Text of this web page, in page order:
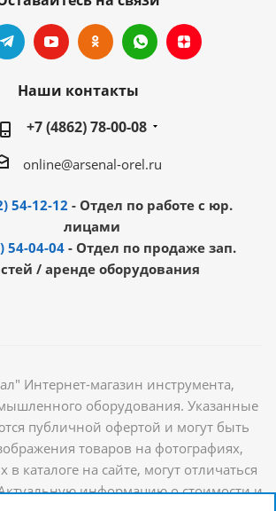
Наши контакты
+7 (4862) 78-00-08
online@arsenal-orel.ru
54-12-12 - Отдел по работе с юр.
лицами
54-04-04 - Отдел по продаже зап.
/ аренде оборудования
Интернет-магазин инструмента,
оборудования. Указанные
публичной офертой и могут быть
товаров на фотографиях,
в каталоге на сайте, могут отличаться
информацию о стоимости и